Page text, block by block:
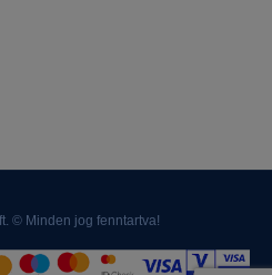
© Minden jog fenntartva!